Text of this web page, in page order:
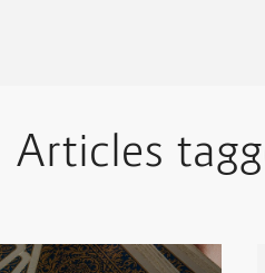
Articles